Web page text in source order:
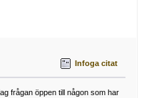
Infoga citat
frågan öppen till någon som har